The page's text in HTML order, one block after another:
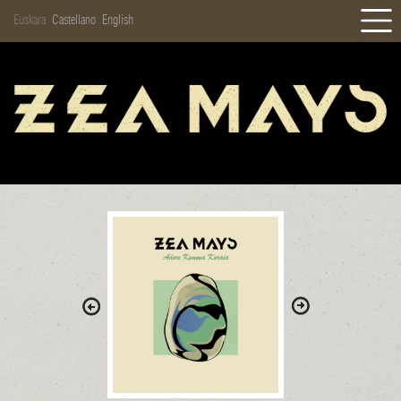
Euskara Castellano English
BERRIAK
BIOGRAFIA
GALERIA
KONTZERTUAK
DENDA
KONTAKTUA